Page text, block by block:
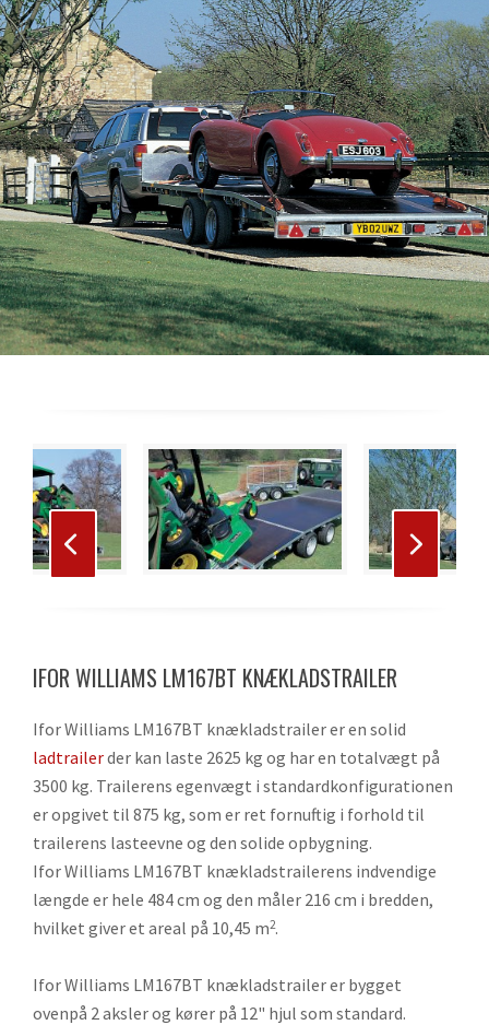
Use
the
left
and
right
access
carousel
navigation
buttons
go
the
first
slide
IFOR WILLIAMS LM167BT KNÆKLADSTRAILER
Ifor Williams LM167BT knækladstrailer er en solid
ladtrailerder kan laste 2625 kg og har en totalvægt på
3500 kg. Trailerens egenvægt i standardkonfigurationen
er opgivet til 875 kg, som er ret fornuftig i forhold til
trailerens lasteevne og den solide opbygning.
Ifor Williams LM167BT knækladstrailerens indvendige
længde er hele 484 cm og den måler 216 cm i bredden,
hvilket giver et areal på 10,45 m2.
Ifor Williams LM167BT knækladstrailer er bygget
ovenpå 2 aksler og kører på 12" hjul som standard.